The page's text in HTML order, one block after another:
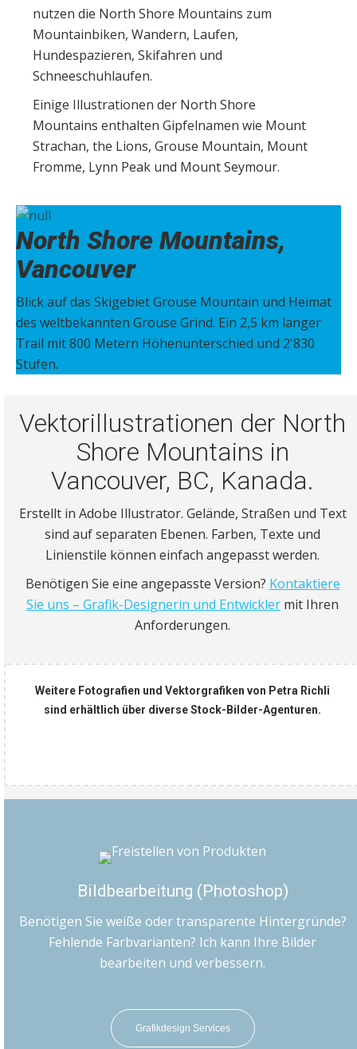
nutzen die North Shore Mountains zum
Mountainbiken, Wandern, Laufen,
Hundespazieren, Skifahren und
Schneeschuhlaufen.
Einige Illustrationen der North Shore
Mountains enthalten Gipfelnamen wie Mount
Strachan, the Lions, Grouse Mountain, Mount
Fromme, Lynn Peak und Mount Seymour.
North Shore Mountains,
Vancouver
Blick auf das Skigebiet Grouse Mountain und Heimat
des weltbekannten Grouse Grind. Ein 2,5 km langer
Trail mit 800 Metern Höhenunterschied und 2'830
Stufen.
Vektorillustrationen der North
Shore Mountains in
Vancouver, BC, Kanada.
Erstellt in Adobe Illustrator. Gelände, Straßen und Text
sind auf separaten Ebenen. Farben, Texte und
Linienstile können einfach angepasst werden.
Benötigen Sie eine angepasste Version? Kontaktiere
Sie uns – Grafik-Designerin und Entwickler mit Ihren
Anforderungen.
Weitere Fotografien und Vektorgrafiken von Petra Richli
sind erhältlich über diverse Stock-Bilder-Agenturen.
Bildbearbeitung (Photoshop)
Benötigen Sie weiße oder transparente Hintergründe?
Fehlende Farbvarianten? Ich kann Ihre Bilder
bearbeiten und verbessern.
Grafikdesign Services